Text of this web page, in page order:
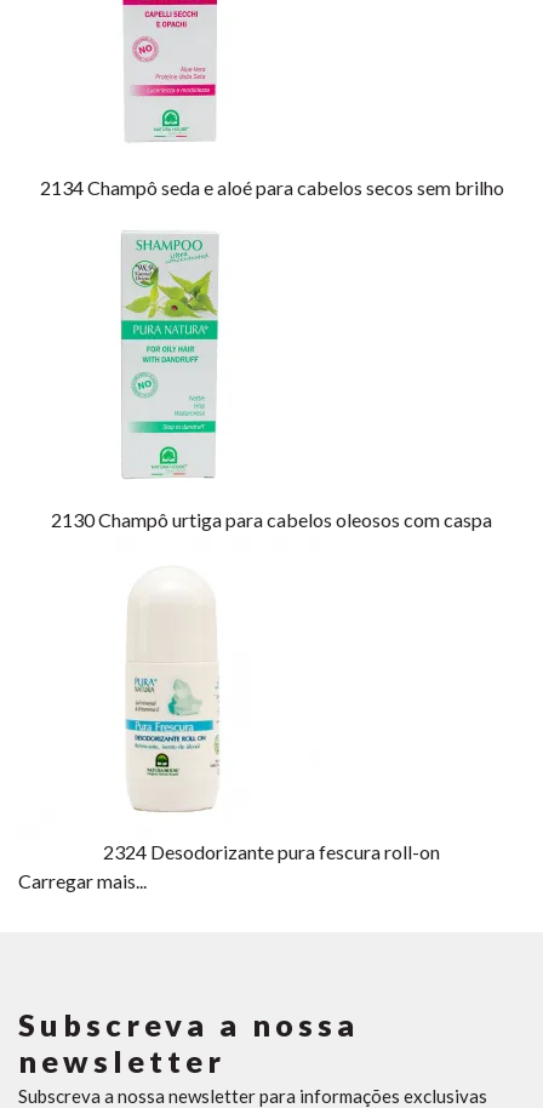
2134Champô seda e aloé para cabelos secos sem brilho
2130Champô urtiga para cabelos oleosos com caspa
2324 Desodorizante pura fescura roll-on
Carregar mais...
Subscreva a nossa
newsletter
Subscreva a nossa newsletter para informações exclusivas